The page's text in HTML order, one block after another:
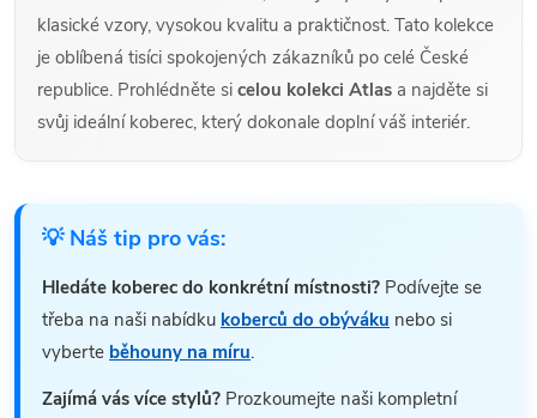
klasické vzory, vysokou kvalitu a praktičnost. Tato kolekce
je oblíbená tisíci spokojených zákazníků po celé České
republice. Prohlédněte si celou kolekci Atlas a najděte si
svůj ideální koberec, který dokonale doplní váš interiér.
💡 Náš tip pro vás:
Hledáte koberec do konkrétní místnosti? Podívejte se
třeba na naši nabídku koberců do obýváku nebo si
vyberte běhouny na míru.
Zajímá vás více stylů? Prozkoumejte naši kompletní